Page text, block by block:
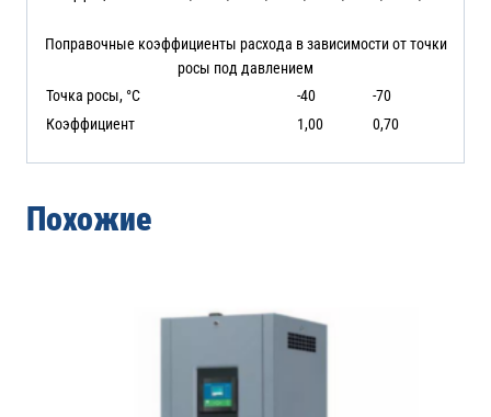
Поправочные коэффициенты расхода в зависимости от точки
росы под давлением
Точка росы, °C
-40
-70
Коэффициент
1,00 0,70
Похожие